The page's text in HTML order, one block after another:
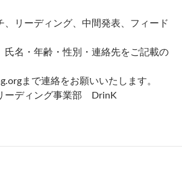
リーディング、中間発表、フィード
氏名・年齢・性別・連絡先をご記載の
まで連絡をお願いいたします。
ーディング事業部 DrinK